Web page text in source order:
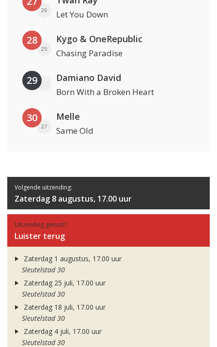
26 Let You Down
28
25
Kygo & OneRepublic
Chasing Paradise
29 Damiano David
Born With a Broken Heart
30
27
Melle
Same Old
Volgende uitzending:
Zaterdag 8 augustus, 17.00 uur
Uitzending gemist?
Luister terug
Zaterdag 1 augustus, 17.00 uur
Sleutelstad 30
Zaterdag 25 juli, 17.00 uur
Sleutelstad 30
Zaterdag 18 juli, 17.00 uur
Sleutelstad 30
Zaterdag 4 juli, 17.00 uur
Sleutelstad 30